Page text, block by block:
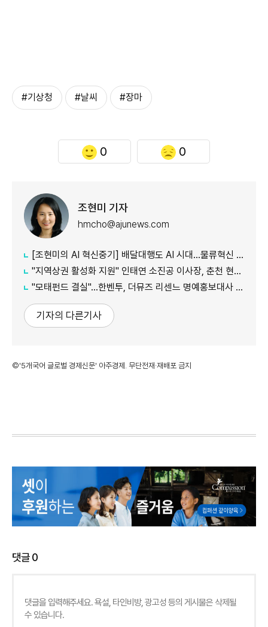
#기상청 #날씨 #장마
0 0
조현미 기자
hmcho@ajunews.com
[조현미의 AI 혁신중기] 배달대행도 AI 시대…물류혁신 선도하는 부릉
"지역상권 활성화 지원" 인태연 소진공 이사장, 춘천 현장방문
"모태펀드 결실"…한벤투, 더뮤즈 리센느 명예홍보대사 임명
기자의 다른기사
©'5개국어 글로벌 경제신문' 아주경제. 무단전재·재배포 금지
댓글0